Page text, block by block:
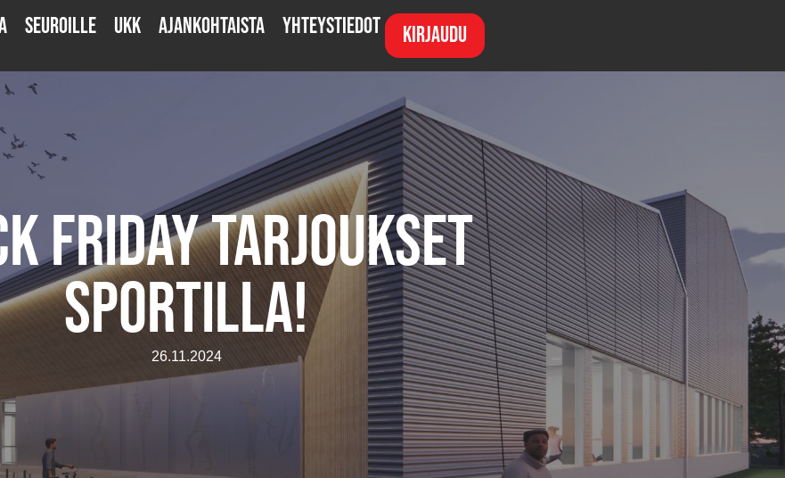
Seuroille UKK Ajankohtaista Yhteystiedot Kirjaudu
Friday tarjoukset
SPORTilla!
26.11.2024